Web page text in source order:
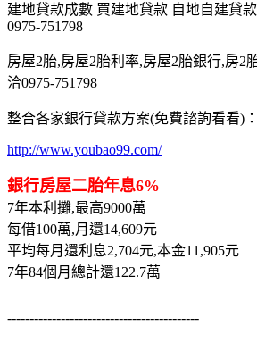
建地貸款成數 買建地貸款 自地自建貸
0975-751798
房屋2胎,房屋2胎利率,房屋2胎銀行,房2
洽0975-751798
整合各家銀行貸款方案(免費諮詢看看)：
http://www.youbao99.com/
銀行房屋二胎年息6%
7年本利攤,最高9000萬
每借100萬,月還14,609元
平均每月還利息2,704元,本金11,905元
7年84個月總計還122.7萬
-------------------------------------------